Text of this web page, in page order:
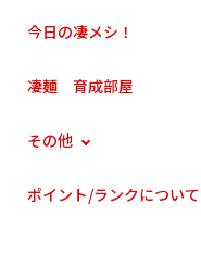
今日の凄メシ！
凄麺 育成部屋
その他
ポイント/ランクについて